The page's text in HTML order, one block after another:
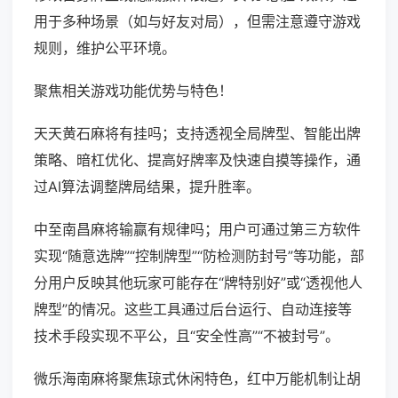
用于多种场景（如与好友对局），但需注意遵守游戏
规则，维护公平环境。
聚焦相关游戏功能优势与特色！
天天黄石麻将有挂吗；支持透视全局牌型、智能出牌
策略、暗杠优化、提高好牌率及快速自摸等操作，通
过AI算法调整牌局结果，提升胜率。
中至南昌麻将输赢有规律吗；用户可通过第三方软件
实现“随意选牌”“控制牌型”“防检测防封号”等功能，部
分用户反映其他玩家可能存在“牌特别好”或“透视他人
牌型”的情况。这些工具通过后台运行、自动连接等
技术手段实现不平公，且“安全性高”“不被封号”。
微乐海南麻将聚焦琼式休闲特色，红中万能机制让胡